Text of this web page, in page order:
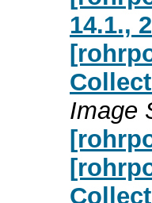
14.1.,
Image